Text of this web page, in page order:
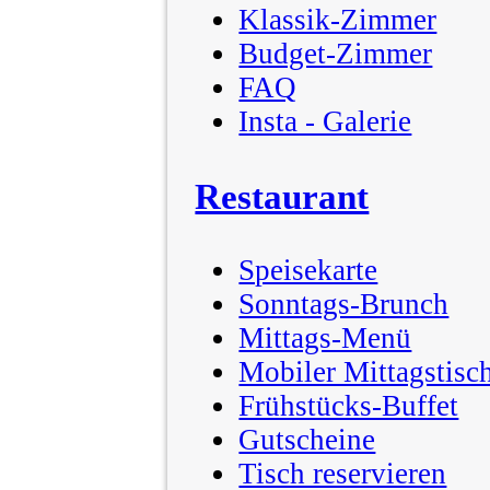
Klassik-Zimmer
Budget-Zimmer
FAQ
Insta - Galerie
Restaurant
Speisekarte
Sonntags-Brunch
Mittags-Menü
Mobiler
Frühstücks-Buffet
Gutscheine
Tisch reservieren